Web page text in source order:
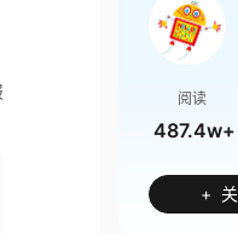
阅读
487.4w+
+